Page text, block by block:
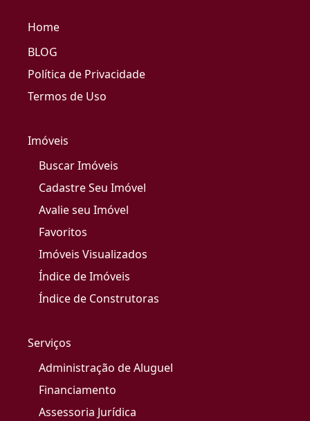
Home
BLOG
Política de Privacidade
Termos de Uso
Imóveis
Buscar Imóveis
Cadastre Seu Imóvel
Avalie seu Imóvel
Favoritos
Imóveis Visualizados
Índice de Imóveis
Índice de Construtoras
Serviços
Administração de Aluguel
Financiamento
Assessoria Jurídica